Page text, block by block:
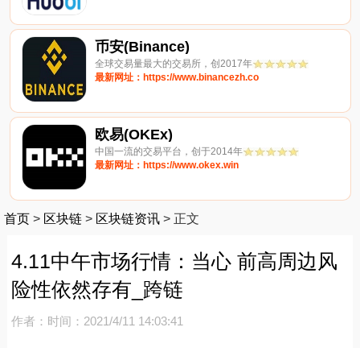
币安(Binance)
全球交易量最大的交易所，创2017年
最新网址：https://www.binancezh.co
欧易(OKEx)
中国一流的交易平台，创于2014年
最新网址：https://www.okex.win
首页 > 区块链 > 区块链资讯 > 正文
4.11中午市场行情：当心 前高周边风
险性依然存有_跨链
作者： 时间：2021/4/11 14:03:41